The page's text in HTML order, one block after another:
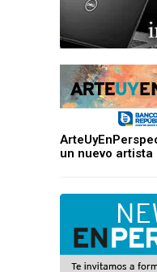
un nuevo